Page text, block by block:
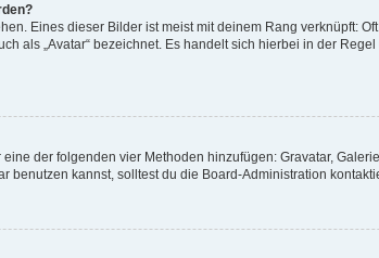
Eines dieser Bilder ist meist mit deinem Rang verknüpft:
als „Avatar“ bezeichnet. Es handelt sich hierbei in der
der folgenden vier Methoden hinzufügen: Gravatar,
benutzen kannst, solltest du die Board-Administration